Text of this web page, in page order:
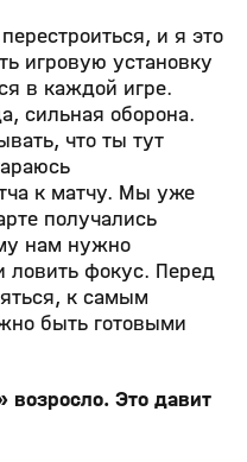
и я это
игровую установку
в каждой игре.
сильная оборона.
что ты тут
к матчу. Мы уже
получались
нам нужно
ловить фокус. Перед
к самым
быть готовыми
Это давит